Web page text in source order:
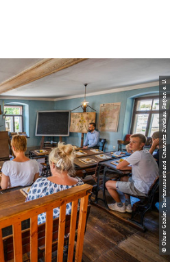
© Oliver Göhler, Tourismusverband Chemnitz Zwickau Region e. V.